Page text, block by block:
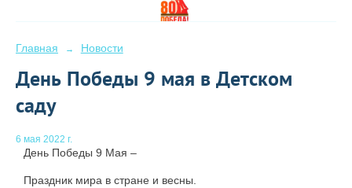
Главная → Новости
День Победы 9 мая в Детском
саду
6 мая 2022 г.
День Победы 9 Мая –
Праздник мира в стране и весны.